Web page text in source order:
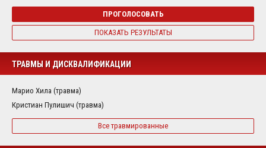
ПРОГОЛОСОВАТЬ
ПОКАЗАТЬ РЕЗУЛЬТАТЫ
ТРАВМЫ И ДИСКВАЛИФИКАЦИИ
Марио Хила (травма)
Кристиан Пулишич (травма)
Все травмированные